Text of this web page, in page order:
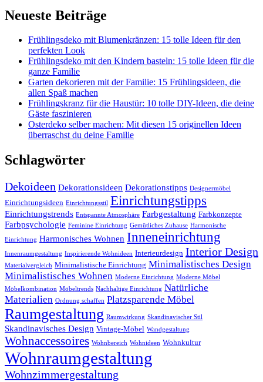
Neueste Beiträge
Frühlingsdeko mit Blumenkränzen: 15 tolle Ideen für den
perfekten Look
Frühlingsdeko mit den Kindern basteln: 15 tolle Ideen für die
ganze Familie
Garten dekorieren mit der Familie: 15 Frühlingsideen, die
allen Spaß machen
Frühlingskranz für die Haustür: 10 tolle DIY-Ideen, die deine
Gäste faszinieren
Osterdeko selber machen: Mit diesen 15 originellen Ideen
überraschst du deine Familie
Schlagwörter
Dekoideen Dekorationsideen Dekorationstipps Designermöbel
Einrichtungsideen Einrichtungsstil Einrichtungstipps
Einrichtungstrends Entspannte Atmosphäre Farbgestaltung Farbkonzepte
Farbpsychologie Feminine Einrichtung Gemütliches Zuhause Harmonische
Einrichtung Harmonisches Wohnen Inneneinrichtung
Innenraumgestaltung Inspirierende Wohnideen Interieurdesign Interior Design
Materialvergleich Minimalistische Einrichtung Minimalistisches Design
Minimalistisches Wohnen Moderne Einrichtung Moderne Möbel
Möbelkombination Möbeltrends Nachhaltige Einrichtung Natürliche
Materialien Ordnung schaffen Platzsparende Möbel
Raumgestaltung Raumwirkung Skandinavischer Stil
Skandinavisches Design Vintage-Möbel Wandgestaltung
Wohnaccessoires Wohnbereich Wohnideen Wohnkultur
Wohnraumgestaltung
Wohnzimmergestaltung